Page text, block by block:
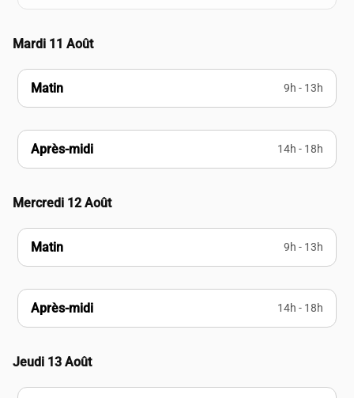
Mardi 11 Août
Matin 9h - 13h
Après-midi 14h - 18h
Mercredi 12 Août
Matin 9h - 13h
Après-midi 14h - 18h
Jeudi 13 Août